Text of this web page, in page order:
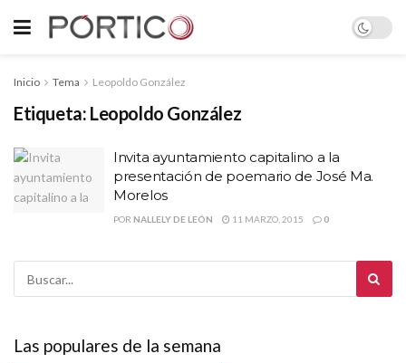
Inicio Tema Leopoldo González
Etiqueta: Leopoldo González
Invita ayuntamiento capitalino a la
presentación de poemario de José Ma.
Morelos
POR NALLELY DE LEÓN 11 MARZO, 2015 0
Las populares de la semana